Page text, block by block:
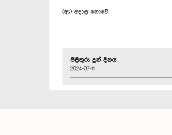
(ඇ) අදාළ නොවේ.
පිළිතුරු දුන් දිනය
2024-07-11